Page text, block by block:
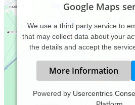
Google Maps
We use a third party service to
that may collect data about your
the details and accept the
More Information
Powered by Usercentrics